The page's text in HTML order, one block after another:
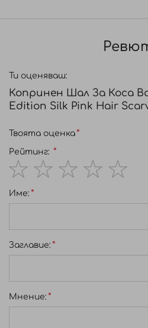
плитка.
• Добавя нотка на класа към
Ти оценяваш:
Копринен Шал За Коса
Edition Silk Pink Hair
Твоята оценка
Рейтинг:
star
stars
stars
stars
stars
Име:
Заглавиe:
Мнение: